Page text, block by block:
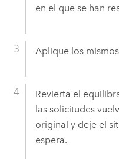
en el que se han
Aplique los
Revierta el
las solicitudes
original y deje el
espera.